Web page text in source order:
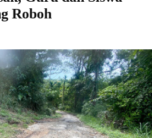
Roboh